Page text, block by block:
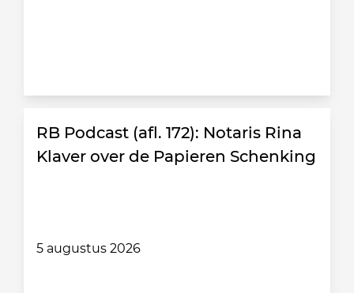
RB Podcast (afl. 172): Notaris Rina
Klaver over de Papieren Schenking
5 augustus 2026